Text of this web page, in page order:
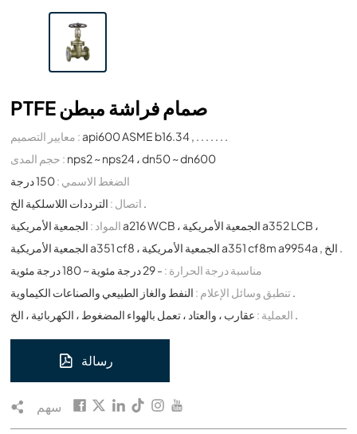
PTFE صمام فراشة مبطن
معايير التصميم :api600 ASME b16.34 , . . . . . . .
حجم المدى : nps2 ~ nps24 ، dn50 ~ dn600
الضغط الاسمي :150 درجة
اتصال : الترددات اللاسلكية الخ .
المواد : الجمعية الأمريكية a216 WCB ، الجمعية الأمريكية a352 LCB ،
الجمعية الأمريكية a351 cf8 ، الجمعية الأمريكية a351 cf8m a9954a , الخ .
مناسبة درجة الحرارة : - 29 درجة مئوية ~ 180 درجة مئوية
تنطبق وسائل الإعلام :النفط والغاز الطبيعي والصناعات الكيماوية .
العملية : عقارب ، والعتاد ، تعمل بالهواء المضغوط ، الكهربائية ، الخ .
رسالة
سهم